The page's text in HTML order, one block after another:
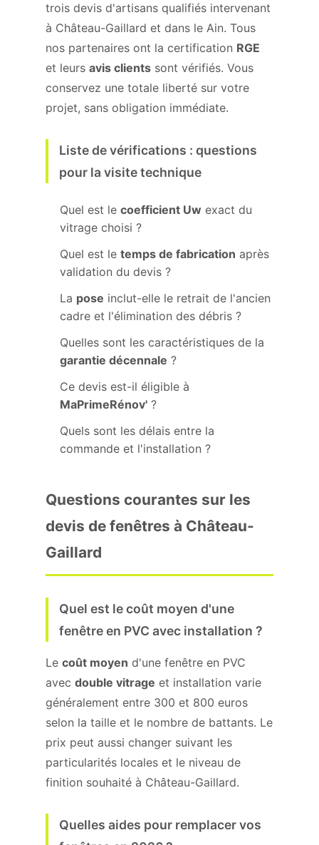
trois devis d'artisans qualifiés intervenant
à Château-Gaillard et dans le Ain. Tous
nos partenaires ont la certification RGE
et leurs avis clients sont vérifiés. Vous
conservez une totale liberté sur votre
projet, sans obligation immédiate.
Liste de vérifications : questions
pour la visite technique
Quel est le coefficient Uw exact du
vitrage choisi ?
Quel est le temps de fabrication après
validation du devis ?
La pose inclut-elle le retrait de l'ancien
cadre et l'élimination des débris ?
Quelles sont les caractéristiques de la
garantie décennale ?
Ce devis est-il éligible à
MaPrimeRénov' ?
Quels sont les délais entre la
commande et l'installation ?
Questions courantes sur les
devis de fenêtres à Château-
Gaillard
Quel est le coût moyen d'une
fenêtre en PVC avec installation ?
Le coût moyen d'une fenêtre en PVC
avec double vitrage et installation varie
généralement entre 300 et 800 euros
selon la taille et le nombre de battants. Le
prix peut aussi changer suivant les
particularités locales et le niveau de
finition souhaité à Château-Gaillard.
Quelles aides pour remplacer vos